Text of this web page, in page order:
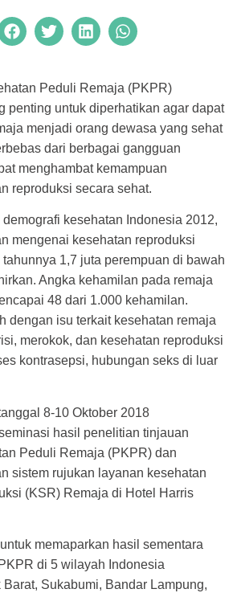
Peduli Remaja (PKPR)
penting untuk diperhatikan agar dapat
menjadi orang dewasa yang sehat
dari berbagai gangguan
menghambat kemampuan
reproduksi secara sehat.
kesehatan Indonesia 2012,
mengenai kesehatan reproduksi
1,7 juta perempuan di bawah
Angka kehamilan pada remaja
48 dari 1.000 kehamilan.
dengan isu terkait kesehatan remaja
merokok, dan kesehatan reproduksi
kontrasepsi, hubungan seks di luar
8-10 Oktober 2018
hasil penelitian tinjauan
Peduli Remaja (PKPR) dan
sistem rujukan layanan kesehatan
(KSR) Remaja di Hotel Harris
memaparkan hasil sementara
di 5 wilayah Indonesia
Barat, Sukabumi, Bandar Lampung,